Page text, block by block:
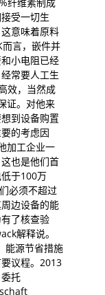
受一切生
意味着原料
言，嵌件并
小电阻已经
常要人工生
效，当然成
证。对他来
到设备购置
的考虑因
加工企业一
也是他们首
于100万
必须不超过
边设备的能
了核查验
解释说。
能源节省措施
议程。2013
托